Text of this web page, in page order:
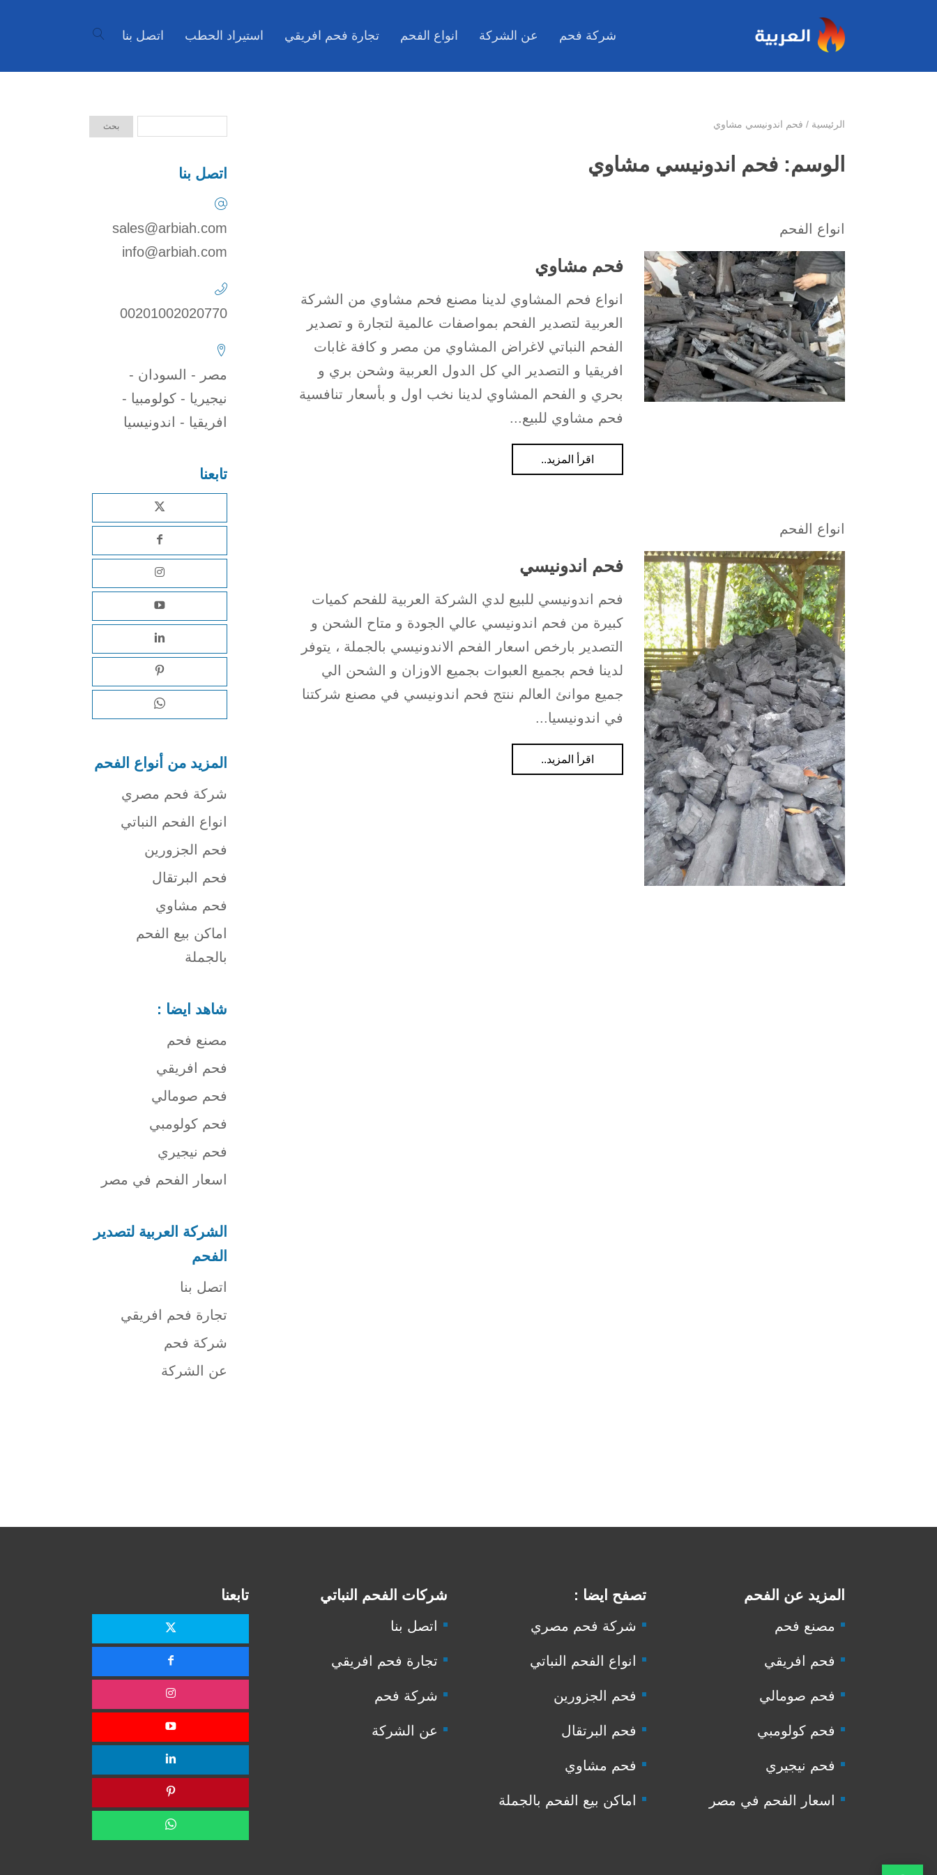
شركة فحم عن الشركة انواع الفحم تجارة فحم افريقي استيراد الحطب اتصل بنا
الرئيسية / فحم اندونيسي مشاوي
الوسم: فحم اندونيسي مشاوي
انواع الفحم
فحم مشاوي
انواع فحم المشاوي لدينا مصنع فحم مشاوي من الشركة
العربية لتصدير الفحم بمواصفات عالمية لتجارة و تصدير
الفحم النباتي لاغراض المشاوي من مصر و كافة غابات
افريقيا و التصدير الي كل الدول العربية وشحن بري و
بحري و الفحم المشاوي لدينا نخب اول و بأسعار تنافسية
فحم مشاوي للبيع...
اقرأ المزيد..
انواع الفحم
فحم اندونيسي
فحم اندونيسي للبيع لدي الشركة العربية للفحم كميات
كبيرة من فحم اندونيسي عالي الجودة و متاح الشحن و
التصدير بارخص اسعار الفحم الاندونيسي بالجملة ، يتوفر
لدينا فحم بجميع العبوات بجميع الاوزان و الشحن الي
جميع موانئ العالم ننتج فحم اندونيسي في مصنع شركتنا
في اندونيسيا...
اقرأ المزيد..
اتصل بنا
sales@arbiah.com
info@arbiah.com
00201002020770
مصر - السودان -
نيجيريا - كولومبيا -
افريقيا - اندونيسيا
تابعنا
المزيد من أنواع الفحم
شركة فحم مصري
انواع الفحم النباتي
فحم الجزورين
فحم البرتقال
فحم مشاوي
اماكن بيع الفحم
بالجملة
شاهد ايضا :
مصنع فحم
فحم افريقي
فحم صومالي
فحم كولومبي
فحم نيجيري
اسعار الفحم في مصر
الشركة العربية لتصدير
الفحم
اتصل بنا
تجارة فحم افريقي
شركة فحم
عن الشركة
المزيد عن الفحم
مصنع فحم
فحم افريقي
فحم صومالي
فحم كولومبي
فحم نيجيري
اسعار الفحم في مصر
تصفح ايضا :
شركة فحم مصري
انواع الفحم النباتي
فحم الجزورين
فحم البرتقال
فحم مشاوي
اماكن بيع الفحم بالجملة
شركات الفحم النباتي
اتصل بنا
تجارة فحم افريقي
شركة فحم
عن الشركة
تابعنا